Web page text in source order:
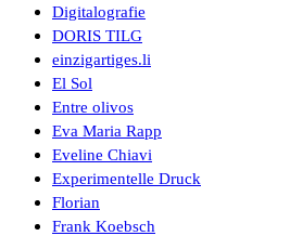
Digitalografie
DORIS TILG
einzigartiges.li
El Sol
Entre olivos
Eva Maria Rapp
Eveline Chiavi
Experimentelle Druck
Florian
Frank Koebsch